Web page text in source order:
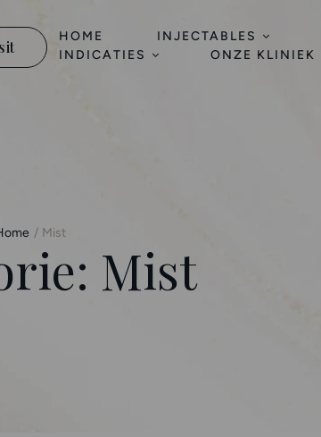
HOME INJECTABLES
INDICATIES
ONZE KLINIEK
/ Mist
Mist